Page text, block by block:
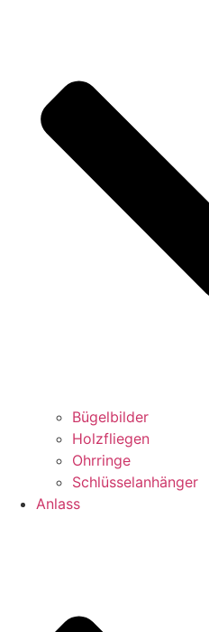
Bügelbilder
Holzfliegen
Ohrringe
Schlüsselanhänger
Anlass